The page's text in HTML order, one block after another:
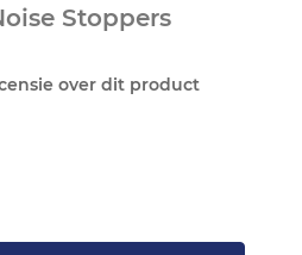
Stoppers
over dit product